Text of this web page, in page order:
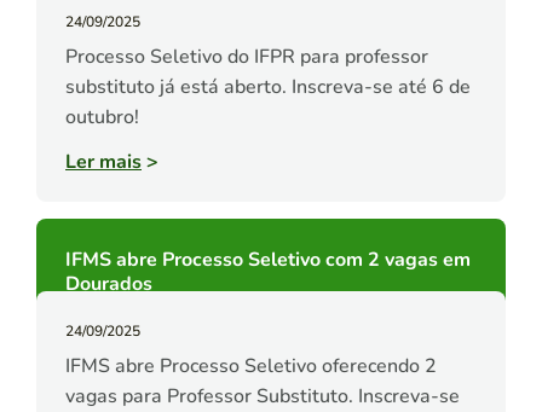
24/09/2025
Processo Seletivo do IFPR para professor
substituto já está aberto. Inscreva-se até 6 de
outubro!
Ler mais>
IFMS abre Processo Seletivo com 2 vagas em
Dourados
24/09/2025
IFMS abre Processo Seletivo oferecendo 2
vagas para Professor Substituto. Inscreva-se